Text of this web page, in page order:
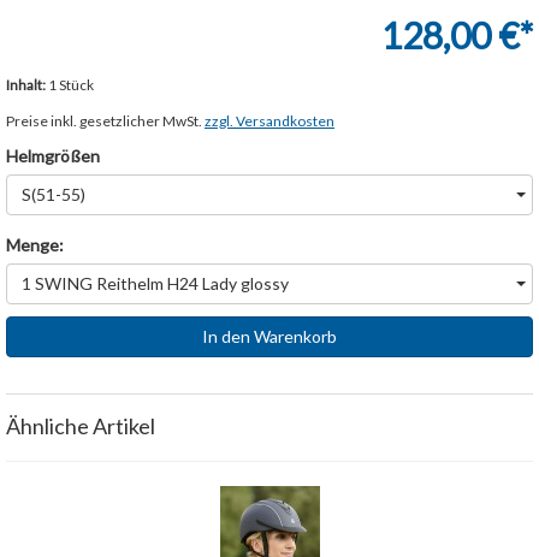
128,00 €*
Inhalt: 1 Stück
Preise inkl. gesetzlicher MwSt. zzgl. Versandkosten
Helmgrößen
S(51-55)
Menge:
1 SWING Reithelm H24 Lady glossy
In den Warenkorb
Ähnliche Artikel